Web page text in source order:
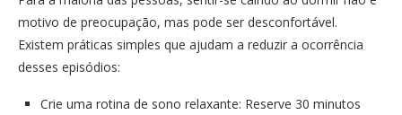
motivo de preocupação, mas pode ser desconfortável.
Existem práticas simples que ajudam a reduzir a ocorrência
desses episódios:
Crie uma rotina de sono relaxante: Reserve 30 minutos